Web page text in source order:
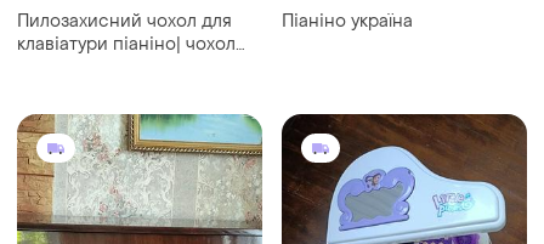
Пилозахисний чохол для
клавіатури піаніно| чохол
Піаніно україна